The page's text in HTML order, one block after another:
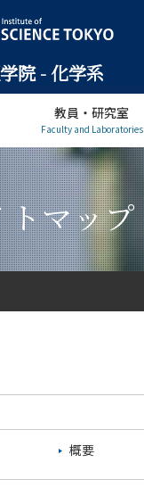
院 - 化学系
教員・研究室
Faculty and Laboratories
トマップ
概要